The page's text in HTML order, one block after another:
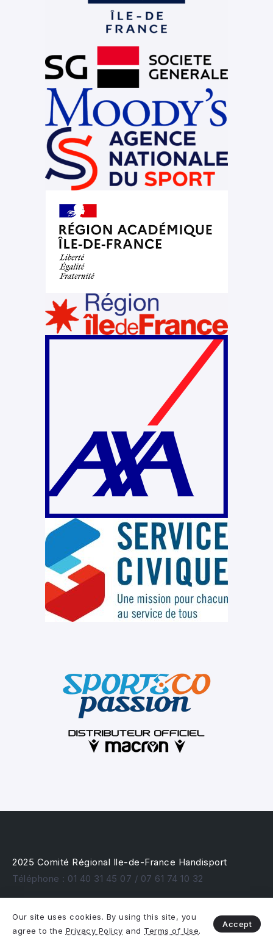
2025 Comité Régional Ile-de-France Handisport
Téléphone : 01 40 31 45 07 / 07 61 74 10 32
Our site uses cookies. By using this site, you
agree to the Privacy Policy and Terms of Use.
Accept